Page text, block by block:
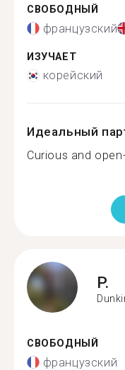
СВОБОДНЫЙ
французский
ИЗУЧАЕТ
корейский
Идеальный
Curious and
P.
СВОБОДНЫЙ
французский